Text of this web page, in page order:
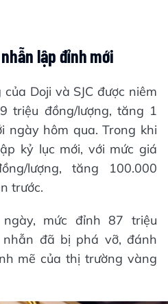
lập đỉnh mới
Doji và SJC được niêm
triệu đồng/lượng, tăng 1
ngày hôm qua. Trong khi
kỷ lục mới, với mức giá
lượng, tăng 100.000
trước.
mức đỉnh 87 triệu
nhẫn đã bị phá vỡ, đánh
mẽ của thị trường vàng